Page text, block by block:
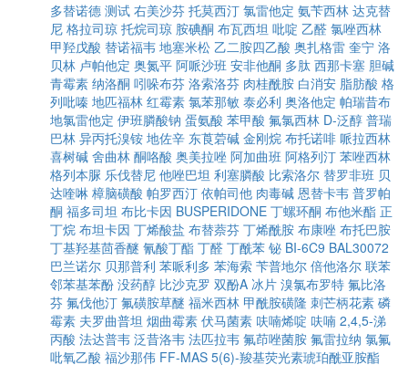
多替诺德 测试 右美沙芬 托莫西汀 氯雷他定 氨苄西林 达克替
尼 格拉司琼 托烷司琼 胺碘酮 布瓦西坦 吡啶 乙醛 氯唑西林
甲羟戊酸 替诺福韦 地塞米松 乙二胺四乙酸 奥扎格雷 奎宁 洛
贝林 卢帕他定 奥氮平 阿哌沙班 安非他酮 多肽 西那卡塞 胆碱
青霉素 纳洛酮 吲哚布芬 洛索洛芬 肉桂酰胺 白消安 脂肪酸 格
列吡嗪 地匹福林 红霉素 氯苯那敏 泰必利 奥洛他定 帕瑞昔布
地氯雷他定 伊班膦酸钠 蛋氨酸 苯甲酸 氟氯西林 D-泛醇 普瑞
巴林 异丙托溴铵 地佐辛 东莨菪碱 金刚烷 布托诺啡 哌拉西林
喜树碱 舍曲林 酮咯酸 奥美拉唑 阿加曲班 阿格列汀 苯唑西林
格列本脲 乐伐替尼 他唑巴坦 利塞膦酸 比索洛尔 替罗非班 贝
达喹啉 樟脑磺酸 帕罗西汀 依帕司他 肉毒碱 恩替卡韦 普罗帕
酮 福多司坦 布比卡因 BUSPERIDONE 丁螺环酮 布他米酯 正
丁烷 布坦卡因 丁烯酸盐 布替萘芬 丁烯酰胺 布康唑 布托巴胺
丁基羟基茴香醚 氰酸丁酯 丁醛 丁酰苯 铋 BI-6C9 BAL30072
巴兰诺尔 贝那普利 苯哌利多 苯海索 苄普地尔 倍他洛尔 联苯
邻苯基苯酚 没药醇 比沙克罗 双酚A 冰片 溴氯布罗特 氟比洛
芬 氟伐他汀 氟磺胺草醚 福米西林 甲酰胺磺隆 刺芒柄花素 磷
霉素 夫罗曲普坦 烟曲霉素 伏马菌素 呋喃烯啶 呋喃 2,4,5-涕
丙酸 法达普韦 泛昔洛韦 法匹拉韦 氟茚唑菌胺 氟雷拉纳 氯氟
吡氧乙酸 福沙那伟 FF-MAS 5(6)-羧基荧光素琥珀酰亚胺酯